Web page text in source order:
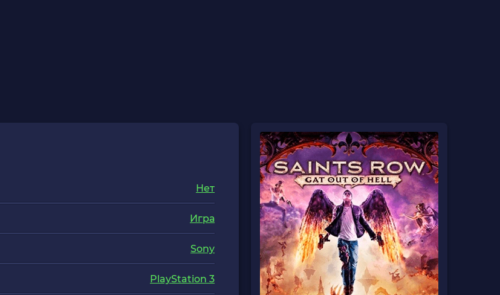
Нет
Игра
Sony
PlayStation 3